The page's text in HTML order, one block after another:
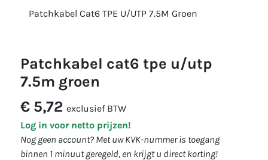
Patchkabel Cat6 TPE U/UTP 7.5M Groen
patchkabel cat6 tpe u/utp
7.5m groen
€ 5,72 exclusief BTW
Log in voor netto prijzen!
Nog geen account? Met uw KVK-nummer is toegang
binnen 1 minuut geregeld, en krijgt u direct korting!